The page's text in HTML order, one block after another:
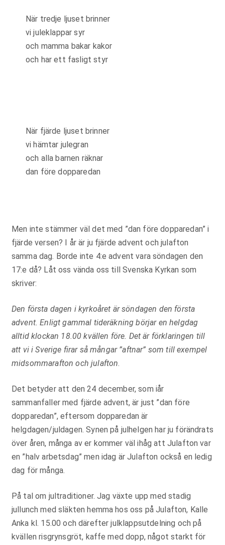
När tredje ljuset brinner
vi juleklappar syr
och mamma bakar kakor
och har ett fasligt styr
När fjärde ljuset brinner
vi hämtar julegran
och alla barnen räknar
dan före dopparedan
Men inte stämmer väl det med ”dan före dopparedan” i
fjärde versen? I år är ju fjärde advent och julafton
samma dag. Borde inte 4:e advent vara söndagen den
17:e då? Låt oss vända oss till Svenska Kyrkan som
skriver:
Den första dagen i kyrkoåret är söndagen den första
advent. Enligt gammal tideräkning börjar en helgdag
alltid klockan 18.00 kvällen före. Det är förklaringen till
att vi i Sverige firar så mångar ”aftnar” som till exempel
midsommarafton och julafton.
Det betyder att den 24 december, som iår
sammanfaller med fjärde advent, är just ”dan före
dopparedan”, eftersom dopparedan är
helgdagen/juldagen. Synen på julhelgen har ju förändrats
över åren, många av er kommer väl ihåg att Julafton var
en ”halv arbetsdag” men idag är Julafton också en ledig
dag för många.
På tal om jultraditioner. Jag växte upp med stadig
jullunch med släkten hemma hos oss på Julafton, Kalle
Anka kl. 15.00 och därefter julklappsutdelning och på
kvällen risgrynsgröt, kaffe med dopp, något starkt för